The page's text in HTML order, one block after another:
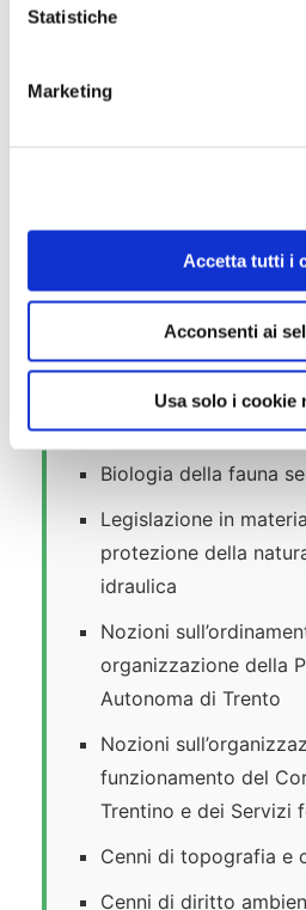
Statistiche
Marketing
Accetta tutti i
Acconsenti ai
Usa solo i cookie
Materie della prova
Geografia fisica della
Aree forestali e aree
Provincia di Trento
Assestamento
Biologia della fauna
Legislazione in
protezione della
idraulica
Nozioni
organizzazione della
Autonoma di Trento
Nozioni
funzionamento del
Trentino e dei Servizi
Cenni di topografia e
Cenni di diritto